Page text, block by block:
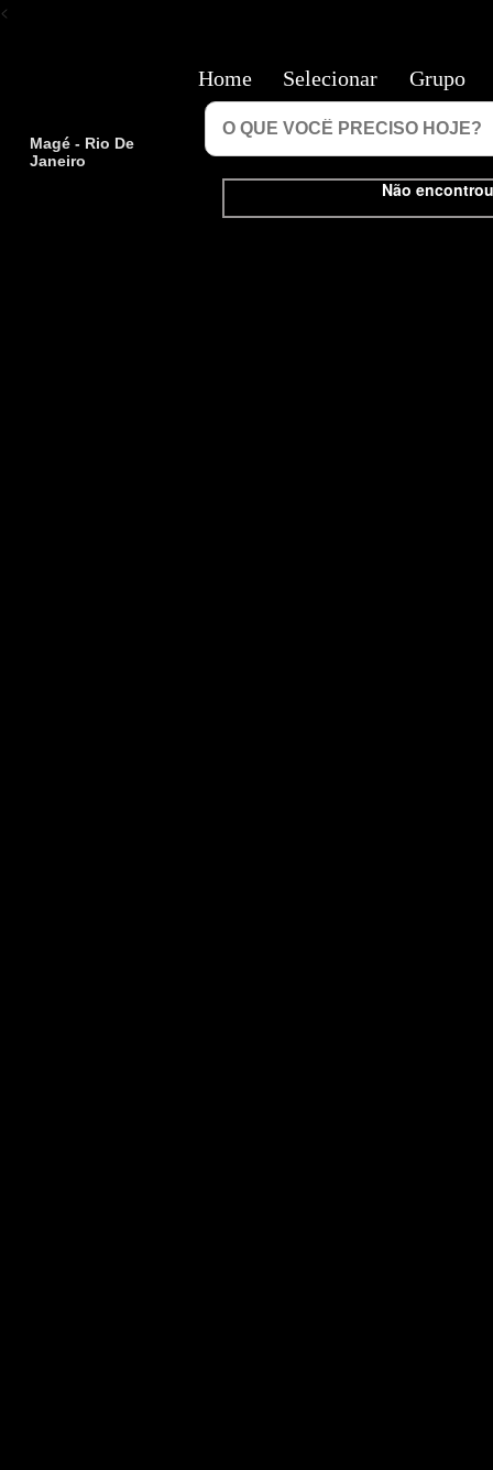
<
Magé - Rio De
Janeiro
Não
Home Selecionar Grupo